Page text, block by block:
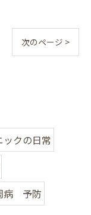
次のページ >
ックの日常
病 予防